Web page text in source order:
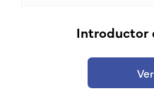
Introductor